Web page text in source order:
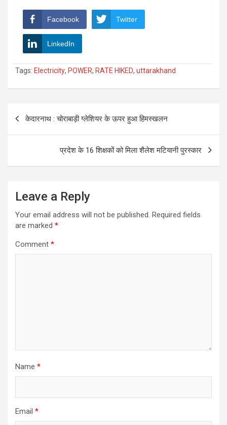
Facebook Twitter
LinkedIn
Tags: Electricity, POWER, RATE HIKED, uttarakhand
Post
केदारनाथ : चोराबाड़ी ग्लेशियर के ऊपर हुआ हिमस्खलन
प्रदेश के 16 शिक्षकों को मिला शैलेश मटियानी पुरस्कार
Leave a Reply
Your email address will not be published. Required fields
are marked *
Comment *
Name *
Email *